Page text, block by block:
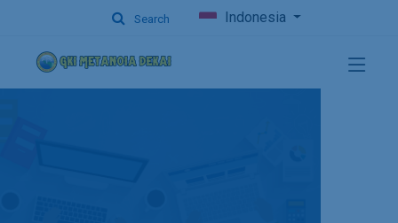
Search Indonesia